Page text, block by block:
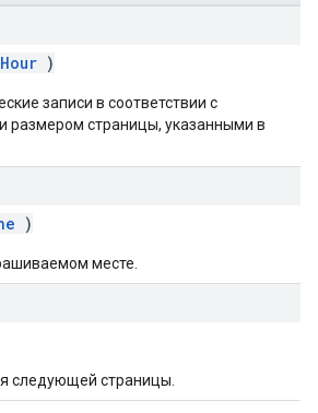
)
записи в соответствии с
размером страницы, указанными в
)
месте.
следующей страницы.